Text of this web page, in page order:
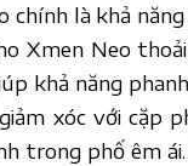
chính là khả
Xmen Neo
khả năng
xóc với cặp
trong phố êm